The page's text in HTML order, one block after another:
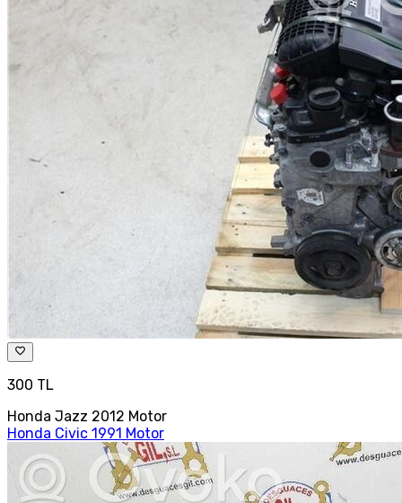
300 TL
Honda Jazz 2012 Motor
Honda Civic 1991 Motor